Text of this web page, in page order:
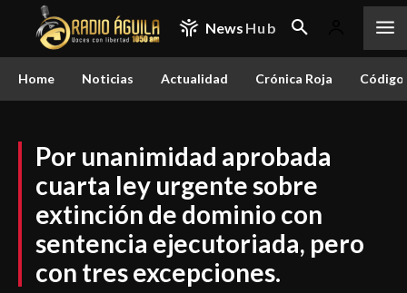
News Hub
Home Noticias Actualidad Crónica Roja
Por unanimidad aprobada
cuarta ley urgente sobre
extinción de dominio con
sentencia ejecutoriada, pero
con tres excepciones.